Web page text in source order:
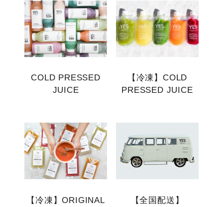
COLD PRESSED
JUICE
【冷凍】COLD
PRESSED JUICE
【冷凍】ORIGINAL
【全国配送】